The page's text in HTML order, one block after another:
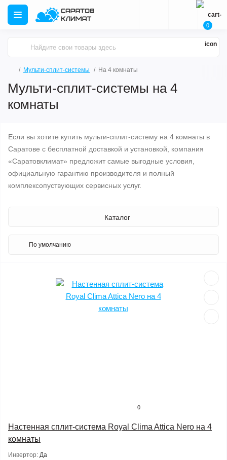
0
Мульти-сплит-системы На 4 комнаты
Мульти-сплит-системы на 4
комнаты
Если вы хотите купить мульти-сплит-систему на 4 комнаты в
Саратове с бесплатной доставкой и установкой, компания
«Саратовклимат» предложит самые выгодные условия,
официальную гарантию производителя и полный
комплексопуствующих сервисных услуг.
Каталог
0
Настенная сплит-система Royal Clima Attica Nero на 4
комнаты
Инвертор: Да